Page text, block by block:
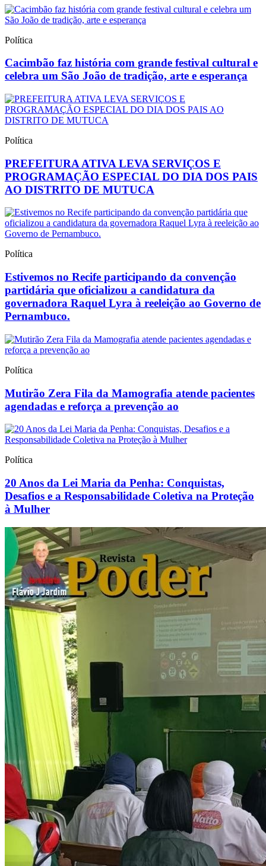
Política
Cacimbão faz história com grande festival cultural e
celebra um São João de tradição, arte e esperança
Política
PREFEITURA ATIVA LEVA SERVIÇOS E
PROGRAMAÇÃO ESPECIAL DO DIA DOS PAIS
AO DISTRITO DE MUTUCA
Política
Estivemos no Recife participando da convenção
partidária que oficializou a candidatura da
governadora Raquel Lyra à reeleição ao Governo de
Pernambuco.
Política
Mutirão Zera Fila da Mamografia atende pacientes
agendadas e reforça a prevenção ao
Política
20 Anos da Lei Maria da Penha: Conquistas,
Desafios e a Responsabilidade Coletiva na Proteção
à Mulher